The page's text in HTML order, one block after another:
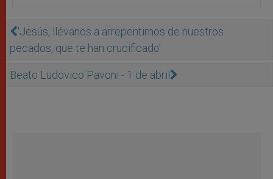
'Jesús, llévanos a arrepentirnos de nuestros
pecados, que te han crucificado'
Beato Ludovico Pavoni - 1 de abril